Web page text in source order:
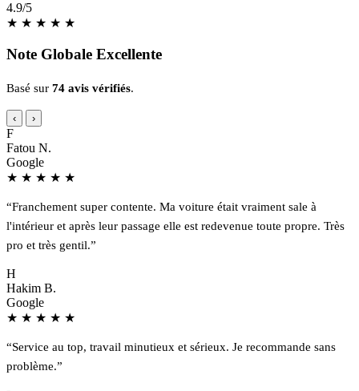
4.9/5
★ ★ ★ ★ ★
Note Globale Excellente
Basé sur 74 avis vérifiés.
‹ ›
F
Fatou N.
Google
★ ★ ★ ★ ★
“Franchement super contente. Ma voiture était vraiment sale à
l'intérieur et après leur passage elle est redevenue toute propre. Très
pro et très gentil.”
H
Hakim B.
Google
★ ★ ★ ★ ★
“Service au top, travail minutieux et sérieux. Je recommande sans
problème.”